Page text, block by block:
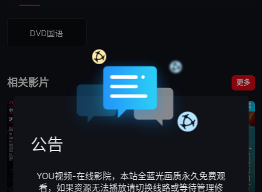
DVD国语
相关影片 更多
喜剧 剧情
公告
YOU视频-在线影院，本站全蓝光画质永久免费观
看，如果资源无法播放请切换线路或等待管理修